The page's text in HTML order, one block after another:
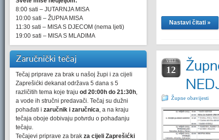
8:00 sati – JUTARNJA MISA
10:00 sati – ŽUPNA MISA
11:30 sati – MISA S DJECOM (nema ljeti)
19:00 sati – MISA S MLADIMA
Zaručnički tečaj
Tečaj priprave za brak u našoj župi i za cijeli
Zaprešićki dekanat održava 5 dana s 5
različitih tema koje traju od 20:00h do 21:30h,
a vode ih stručni predavači. Tečaj su dužni
pohađati i zaručnik i zaručnica, a na kraju
tečaja oboje dobivaju potvrdu o pohađanju
tečaju.
Tečajevi priprave za brak za cijeli Zaprešićki
Nastavi čitati »
VELJ.
12
Župne obavijesti